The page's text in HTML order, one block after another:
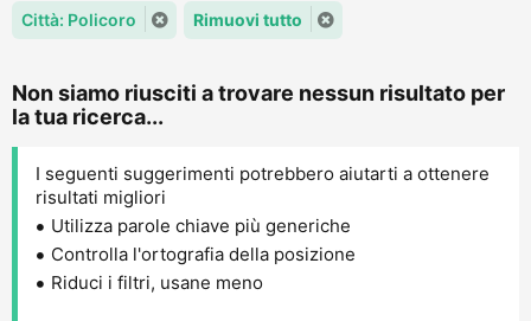
Città: Policoro Rimuovi tutto
Non siamo riusciti a trovare nessun risultato per
la tua ricerca...
I seguenti suggerimenti potrebbero aiutarti a ottenere
risultati migliori
Utilizza parole chiave più generiche
Controlla l'ortografia della posizione
Riduci i filtri, usane meno